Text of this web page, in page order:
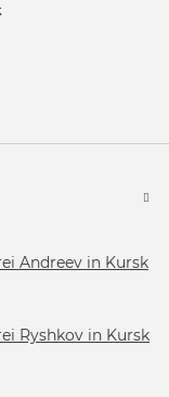
Andreev in Kursk
Ryshkov in Kursk